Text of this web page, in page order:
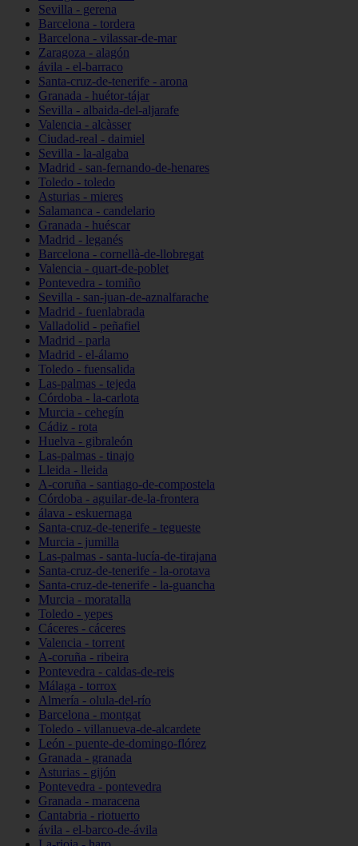
Sevilla - gerena
Barcelona - tordera
Barcelona - vilassar-de-mar
Zaragoza - alagón
ávila - el-barraco
Santa-cruz-de-tenerife - arona
Granada - huétor-tájar
Sevilla - albaida-del-aljarafe
Valencia - alcàsser
Ciudad-real - daimiel
Sevilla - la-algaba
Madrid - san-fernando-de-henares
Toledo - toledo
Asturias - mieres
Salamanca - candelario
Granada - huéscar
Madrid - leganés
Barcelona - cornellà-de-llobregat
Valencia - quart-de-poblet
Pontevedra - tomiño
Sevilla - san-juan-de-aznalfarache
Madrid - fuenlabrada
Valladolid - peñafiel
Madrid - parla
Madrid - el-álamo
Toledo - fuensalida
Las-palmas - tejeda
Córdoba - la-carlota
Murcia - cehegín
Cádiz - rota
Huelva - gibraleón
Las-palmas - tinajo
Lleida - lleida
A-coruña - santiago-de-compostela
Córdoba - aguilar-de-la-frontera
álava - eskuernaga
Santa-cruz-de-tenerife - tegueste
Murcia - jumilla
Las-palmas - santa-lucía-de-tirajana
Santa-cruz-de-tenerife - la-orotava
Santa-cruz-de-tenerife - la-guancha
Murcia - moratalla
Toledo - yepes
Cáceres - cáceres
Valencia - torrent
A-coruña - ribeira
Pontevedra - caldas-de-reis
Málaga - torrox
Almería - olula-del-río
Barcelona - montgat
Toledo - villanueva-de-alcardete
León - puente-de-domingo-flórez
Granada - granada
Asturias - gijón
Pontevedra - pontevedra
Granada - maracena
Cantabria - riotuerto
ávila - el-barco-de-ávila